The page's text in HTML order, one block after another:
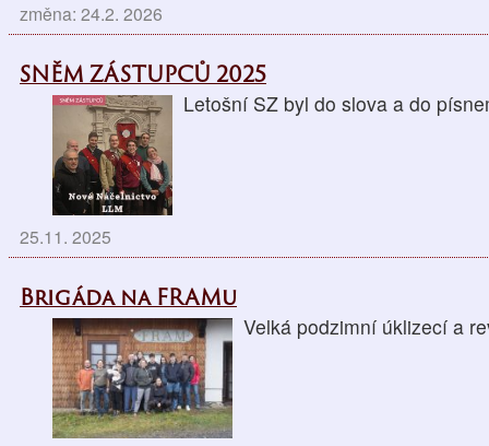
změna: 24.2. 2026
SNĚM ZÁSTUPCŮ 2025
Letošní SZ byl do slova a do
25.11. 2025
Brigáda na FRAMu
Velká podzimní úklizecí a